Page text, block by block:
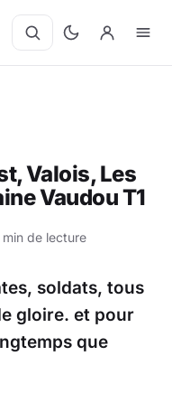
Valois, Les
Vaudou T1
min de lecture
soldats, tous
gloire. et pour
que